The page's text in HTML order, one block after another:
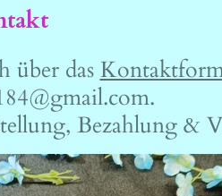
über das
Bezahlung &